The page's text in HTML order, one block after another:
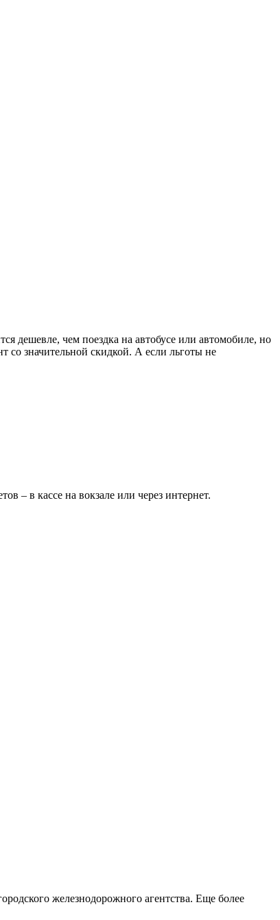
дешевле, чем поездка на автобусе или автомобиле, но
со значительной скидкой. А если льготы не
– в кассе на вокзале или через интернет.
железнодорожного агентства. Еще более